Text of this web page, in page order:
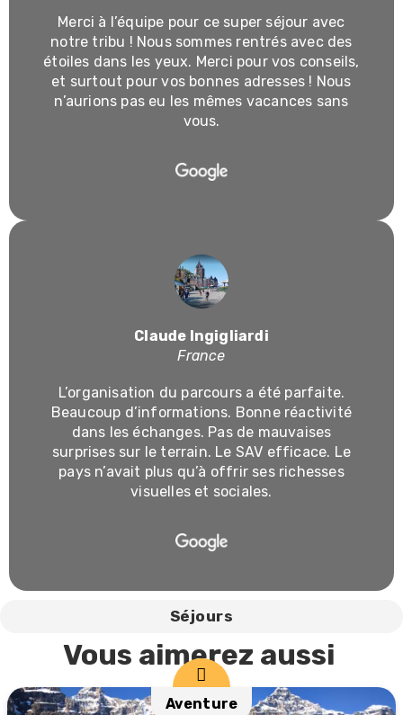
Merci à l’équipe pour ce super séjour avec
notre tribu ! Nous sommes rentrés avec des
étoiles dans les yeux. Merci pour vos conseils,
et surtout pour vos bonnes adresses ! Nous
n’aurions pas eu les mêmes vacances sans
vous.
Claude Ingigliardi
France
L’organisation du parcours a été parfaite.
Beaucoup d’informations. Bonne réactivité
dans les échanges. Pas de mauvaises
surprises sur le terrain. Le SAV efficace. Le
pays n’avait plus qu’à offrir ses richesses
visuelles et sociales.
Séjours
Vous aimerez aussi
Aventure